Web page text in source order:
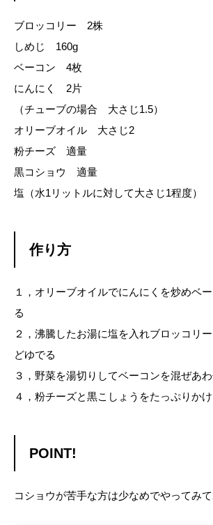
ブロッコリー 2株
しめじ 160g
ベーコン 4枚
にんにく 2片
（チューブの場合 大さじ1.5）
オリーブオイル 大さじ2
粉チーズ 適量
黒コショウ 適量
塩（水1リットルに対して大さじ1程度）
作り方
１，オリーブオイルでにんにくを炒めベ
る
２，沸騰したお湯に塩を入れブロッコリ
どゆでる
３，野菜を湯切りしてベーコンを混ぜあ
４，粉チーズと黒こしょうをたっぷりかけ
POINT!
コショウが苦手な方は少なめでやってみて